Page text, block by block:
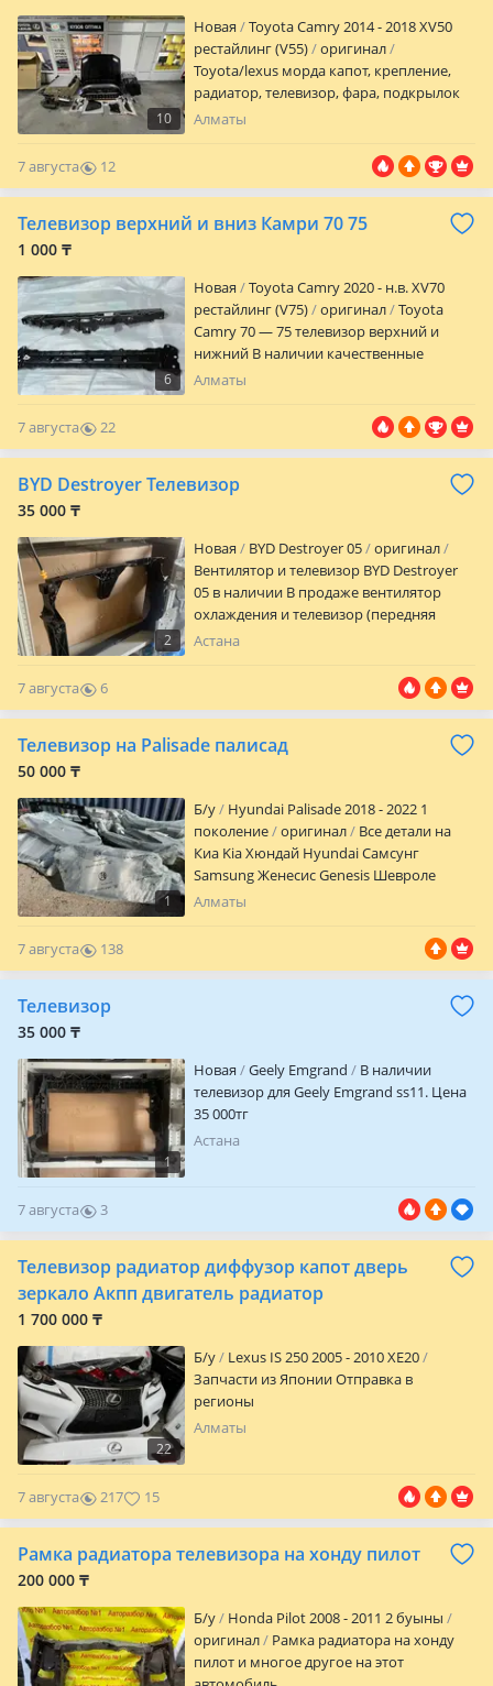
10
Новая
Toyota Camry 2014 - 2018 XV50
рестайлинг (V55)
оригинал
Toyota/lexus морда капот, крепление,
радиатор, телевизор, фара, подкрылок
-Имеется в наличий! -ЦЕНУ НАДО
TOYOTA/LEXUS -Также много
ассортиментов запчастей в наличий и
на заказ! -Мы Находимся Тц-CAR CITY
(Адилет) Обращайтесь! Званок: 24/7
Алматы
7 августа
12
0
Телевизор верхний и вниз Камри 70 75
1 000 ₸
6
Новая
Toyota Camry 2020 - н.в. XV70
рестайлинг (V75)
оригинал
Toyota
Camry 70 — 75 телевизор верхний и
нижний В наличии качественные
кузовные запчасти для
оригинал, бу оригинал, дубликат,
тайвань без скрытых дефектов,
проверены перед продажей. Запчасти в
отличном состоянии Кузовные
Lexus Kia Hynday Находимся в Car City 4
ярус — 228 Талгат удобно забрать или
посмотреть на месте Цена договорная.
Звоните или пишите — помогу
подобрать нужную деталь!
Алматы
7 августа
22
0
BYD Destroyer Телевизор
35 000 ₸
2
Новая BYD Destroyer 05
оригинал
Вентилятор и телевизор BYD Destroyer
05 в наличии В продаже вентилятор
охлаждения и телевизор (передняя
панель) для BYD Destroyer 05. В наличии
Подходят для BYD Destroyer 05. Также в
наличии бамперы, капоты, крылья,
двери, радиаторы, оптика, фары,
элементы подвески, рулевые рейки,
вопросам наличия и стоимости звоните
или пишите.
Астана
7 августа
6
0
Телевизор на Palisade палисад
50 000 ₸
1
Б/y
Hyundai Palisade 2018 - 2022 1
поколение
оригинал
Все детали на
Киа Kia Хюндай Hyundai Самсунг
Samsung Женесис Genesis Шевроле
Chevrolet Мотор Accent Sonata Elantra
Genesis Getz Azera Kona Starex Staria
Sportage Sorento K5 Optima Cerato
Picanto Bayon I20 I30 Ray Sedona Seltos
Алматы
7 августа
138
0
Телевизор
35 000 ₸
1
Новая Geely Emgrand
В наличии
телевизор для Geely Emgrand ss11. Цена
35 000тг
Астана
7 августа
3
0
Телевизор радиатор диффузор капот дверь
зеркало Акпп двигатель радиатор
1 700 000 ₸
22
Б/y
Lexus IS 250 2005 - 2010 XE20
Запчасти из Японии Отправка в
регионы
Алматы
7 августа 217 15
Рамка радиатора телевизора на хонду пилот
200 000 ₸
Б/y
Honda Pilot 2008 - 2011 2 буыны
оригинал
Рамка радиатора на хонду
пилот и многое другое на этот